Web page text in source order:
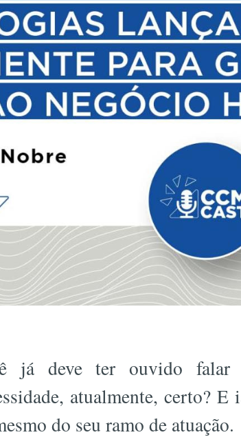
já deve ter ouvido falar
atualmente, certo?
do seu ramo de atuação.